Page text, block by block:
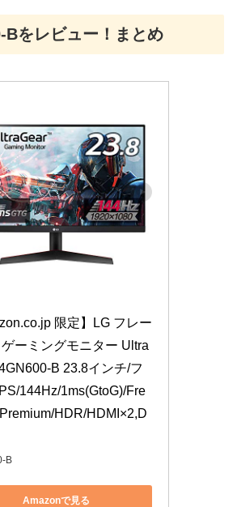
Bをレビュー！まとめ
限定】LG フレー
ゲーミングモニター Ultra
B 23.8インチ/フ
144Hz/1ms(GtoG)/Fre
HDR/HDMI×2,D
B
Amazonで見る